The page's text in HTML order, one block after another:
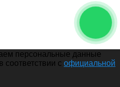
персональные данные
соответствии с официальной